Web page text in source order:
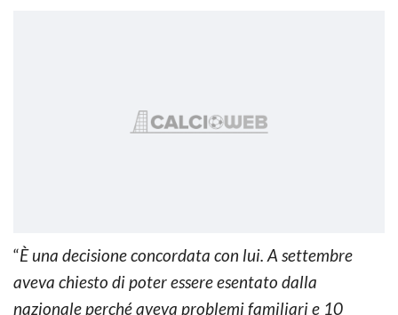
“È una decisione concordata con lui. A settembre
aveva chiesto di poter essere esentato dalla
nazionale perché aveva problemi familiari e 10